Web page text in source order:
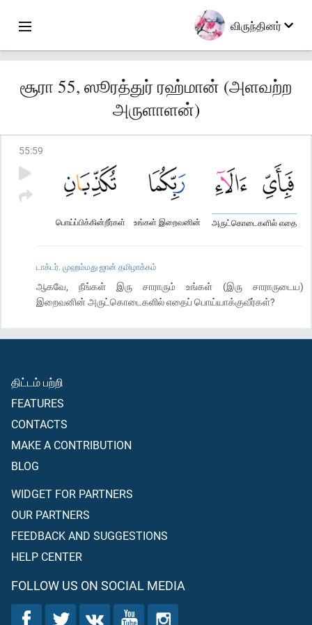
விருந்தினர்
சூரா 55, ஸூரத்துர் ரஹ்மான் (அளவற்ற
அருளாளன்)
55:59
அருட்கொடைகளில் எதை
உங்கள் இறைவனின்
பொய்ப்பிக்கின்றீர்கள்
டாக்டர். முஹம்மது ஜான் தமிழாக்கம்
ஆகவே, நீங்கள் இரு சாராரும் உங்கள் (இரு சாராருடைய)
இறைவனின் அருட்கொடைகளில் எதைப் பொய்யாக்குவீர்கள்?
திட்டம் பற்றி
FEATURES
CONTACTS
MAKE A CONTRIBUTION
BLOG
WIDGET FOR PARTNERS
OUR PARTNERS
FEEDBACK AND SUGGESTIONS
HELP CENTER
FOLLOW US ON SOCIAL MEDIA